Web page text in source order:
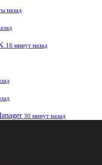
назад
16 минут назад
30 минут назад